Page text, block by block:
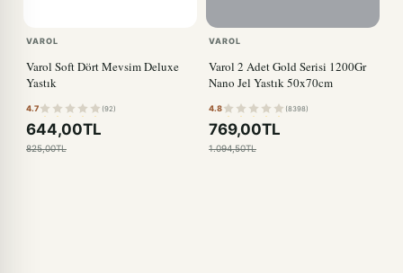
VAROL
Varol Soft Dört Mevsim Deluxe
Yastık
4.7 (92)
644,00TL
825,00TL
VAROL
Varol 2 Adet Gold Serisi 1200Gr
Nano Jel Yastık 50x70cm
4.8 (8398)
769,00TL
1.094,50TL